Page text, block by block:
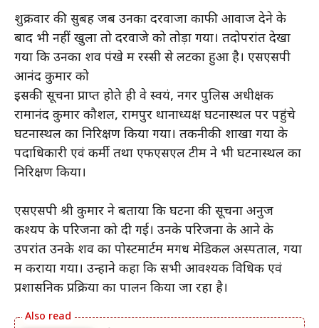
शुक्रवार की सुबह जब उनका दरवाजा काफी आवाज देने के
बाद भी नहीं खुला तो दरवाजे को तोड़ा गया। तदोपरांत देखा
गया कि उनका शव पंखे में रस्सी से लटका हुआ है। एसएसपी
आनंद कुमार को
इसकी सूचना प्राप्त होते ही वे स्वयं, नगर पुलिस अधीक्षक
रामानंद कुमार कौशल, रामपुर थानाध्यक्ष घटनास्थल पर पहुंचे
घटनास्थल का निरिक्षण किया गया। तकनीकी शाखा गया के
पदाधिकारी एवं कर्मी तथा एफएसएल टीम ने भी घटनास्थल का
निरिक्षण किया।
एसएसपी श्री कुमार ने बताया कि घटना की सूचना अनुज
कश्यप के परिजनों को दी गई। उनके परिजनों के आने के
उपरांत उनके शव का पोस्टमार्टम मगध मेडिकल अस्पताल, गया
में कराया गया। उन्होंने कहा कि सभी आवश्यक विधिक एवं
प्रशासनिक प्रक्रिया का पालन किया जा रहा है।